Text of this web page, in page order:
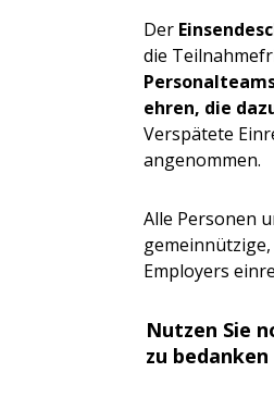
Der
die
ehren, die
Verspätete
angenommen.
Alle Personen
Employers
Nutzen Sie
zu